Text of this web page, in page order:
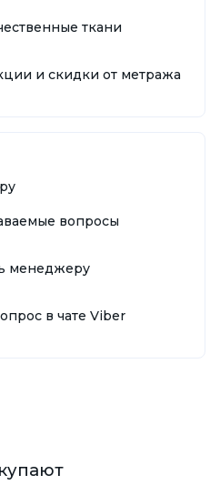
ткани
и скидки от метража
вопросы
менеджеру
в чате Viber